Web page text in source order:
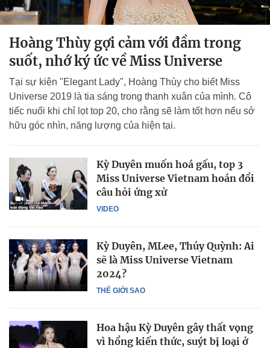
Hoàng Thùy gợi cảm với đầm trong
suốt, nhớ ký ức về Miss Universe
Tại sự kiện "Elegant Lady", Hoàng Thùy cho biết Miss
Universe 2019 là tia sáng trong thanh xuân của mình. Cô
tiếc nuối khi chỉ lọt top 20, cho rằng sẽ làm tốt hơn nếu sở
hữu góc nhìn, năng lượng của hiện tại.
VIDEO
Kỳ Duyên muốn hoá gấu, top 3
Miss Universe Vietnam hoán đổi
câu hỏi ứng xử
THẾ GIỚI SAO
Kỳ Duyên, MLee, Thúy Quỳnh: Ai
sẽ là Miss Universe Vietnam
2024?
Hoa hậu Kỳ Duyên gây thất vọng
vì hổng kiến thức, suýt bị loại ở